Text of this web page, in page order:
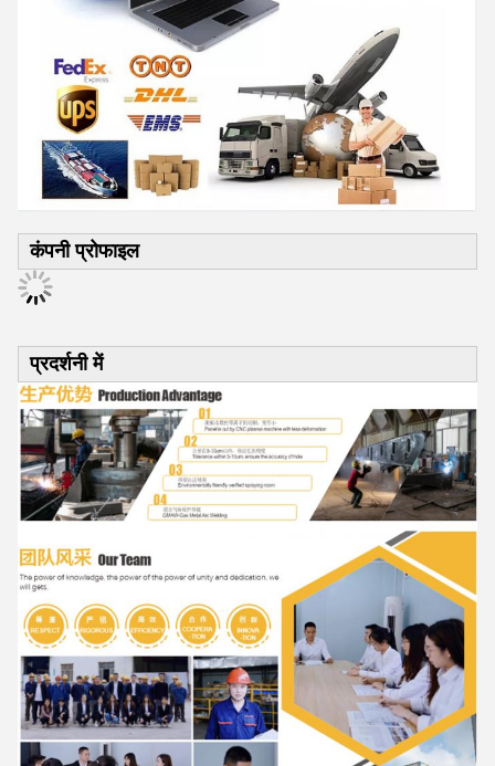
कंपनी प्रोफाइल
प्रदर्शनी में